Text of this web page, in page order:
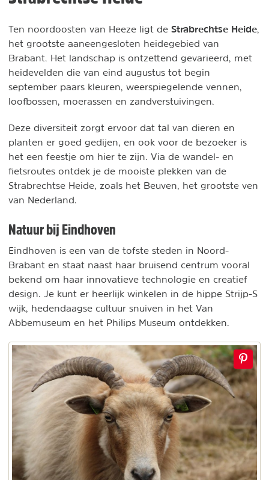
Ten noordoosten van Heeze ligt de Strabrechtse Heide
het grootste aaneengesloten heidegebied van
Brabant. Het landschap is ontzettend gevarieerd, met
heidevelden die van eind augustus tot begin
september paars kleuren, weerspiegelende vennen,
loofbossen, moerassen en zandverstuivingen.
Deze diversiteit zorgt ervoor dat tal van dieren en
planten er goed gedijen, en ook voor de bezoeker is
het een feestje om hier te zijn. Via de wandel- en
fietsroutes ontdek je de mooiste plekken van de
Strabrechtse Heide, zoals het Beuven, het grootste ven
van Nederland.
Natuur bij Eindhoven
Eindhoven is een van de tofste steden in Noord-
Brabant en staat naast haar bruisend centrum vooral
bekend om haar innovatieve technologie en creatief
design. Je kunt er heerlijk winkelen in de hippe Strijp-S
wijk, hedendaagse cultuur snuiven in het Van
Abbemuseum en het Philips Museum ontdekken.